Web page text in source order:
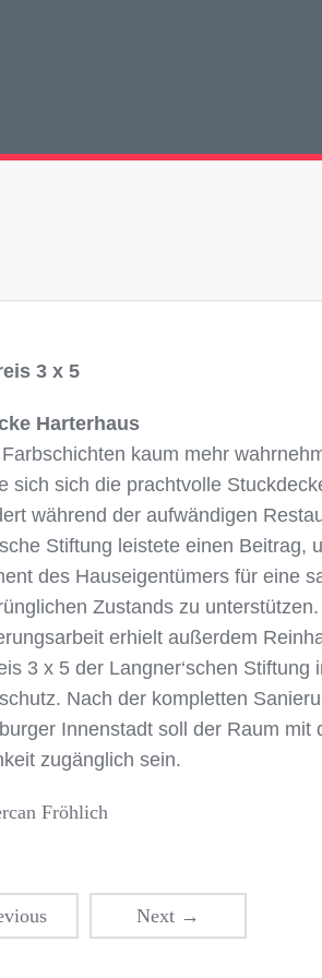
3 x 5
Harterhaus
kaum mehr
sich sich die prachtvolle
während der aufwändigen
Stiftung leistete einen Beitrag,
des Hauseigentümers für eine
Zustands zu
erhielt außerdem
3 x 5 der Langner‘schen Stiftung
Nach der kompletten
Innenstadt soll der Raum mit
zugänglich sein.
Fröhlich
Next →